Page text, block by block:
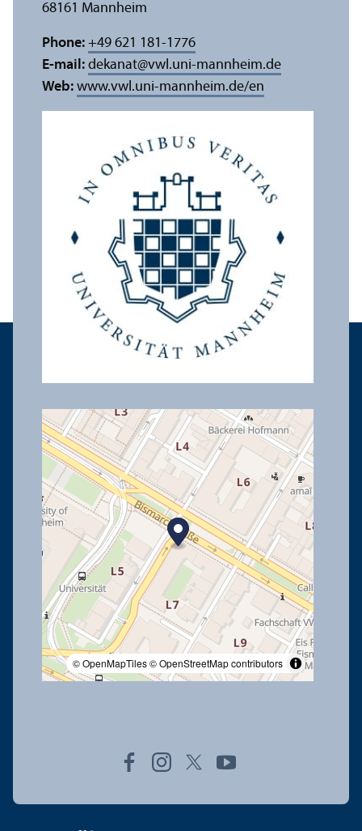
© OpenMapTiles© OpenStreetMap contributors
68161 Mannheim
Phone: +49 621 181-1776
E-mail: dekanat@vwl.uni-mannheim.de
Web: www.vwl.uni-mannheim.de/en